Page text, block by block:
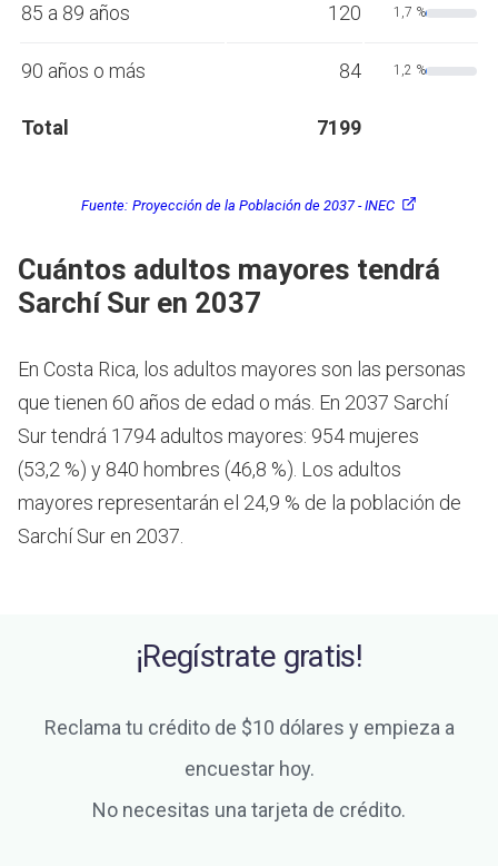
85 a 89 años 120 1,7 %
90 años o más 84 1,2 %
Total 7199
Fuente: Proyección de la Población de 2037 - INEC
Cuántos adultos mayores tendrá
Sarchí Sur en 2037
En Costa Rica, los adultos mayores son las personas
que tienen 60 años de edad o más. En 2037 Sarchí
Sur tendrá 1794 adultos mayores: 954 mujeres
(53,2 %) y 840 hombres (46,8 %). Los adultos
mayores representarán el 24,9 % de la población de
Sarchí Sur en 2037.
¡Regístrate gratis!
Reclama tu crédito de $10 dólares y empieza a
encuestar hoy.
No necesitas una tarjeta de crédito.